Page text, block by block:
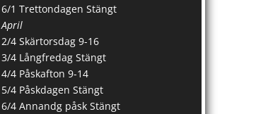
6/1 Trettondagen Stängt
April
2/4 Skärtorsdag 9-16
3/4 Långfredag Stängt
4/4 Påskafton 9-14
5/4 Påskdagen Stängt
6/4 Annandg påsk Stängt